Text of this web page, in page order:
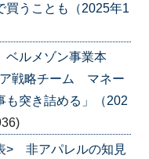
うことも（2025年1
ルメゾン事業本
戦略チーム マネー
突き詰める」（202
> 非アパレルの知見